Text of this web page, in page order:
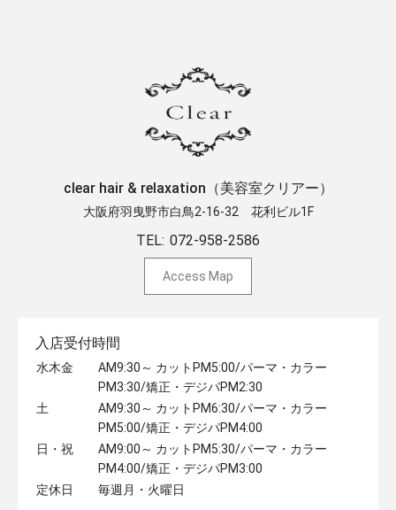
clear hair & relaxation（美容室クリアー）
大阪府羽曳野市白鳥2-16-32 ​花利ビル1F
TEL: 072-958-2586
Access Map
入店受付時間
水木金
AM9:30～ カットPM5:00/パーマ・カラー
PM3:30/矯正・デジパPM2:30
土
AM9:30～ カットPM6:30/パーマ・カラー
PM5:00/矯正・デジパPM4:00
日・祝
AM9:00～ カットPM5:30/パーマ・カラー
PM4:00/矯正・デジパPM3:00
定休日
毎週月・火曜日